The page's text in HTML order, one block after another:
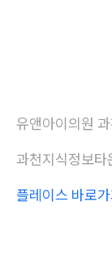
유앤아이의원
과천지식정보타
플레이스 바로